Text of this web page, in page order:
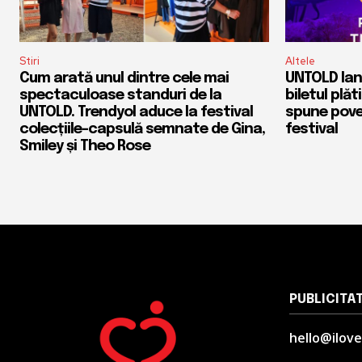
Stiri
Cum arată unul dintre cele mai
spectaculoase standuri de la
UNTOLD. Trendyol aduce la festival
colecțiile-capsulă semnate de Gina,
Smiley și Theo Rose
Altele
UNTOLD
biletul
spune
festival